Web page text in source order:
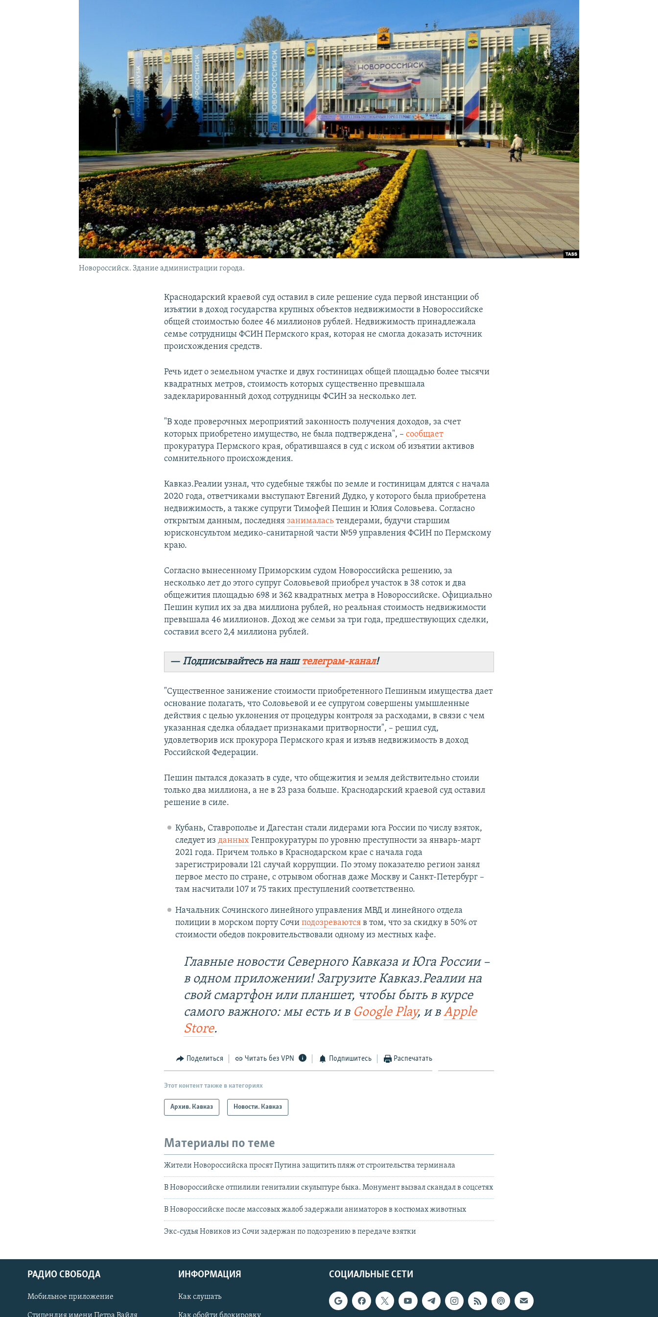
СОЦИАЛЬНЫЕ СЕТИ
Новороссийск. Здание администрации города.
Краснодарский краевой суд оставил в силе решение суда первой инстанции об
изъятии в доход государства крупных объектов недвижимости в Новороссийске
общей стоимостью более 46 миллионов рублей. Недвижимость принадлежала
семье сотрудницы ФСИН Пермского края, которая не смогла доказать источник
происхождения средств.
Речь идет о земельном участке и двух гостиницах общей площадью более тысячи
квадратных метров, стоимость которых существенно превышала
задекларированный доход сотрудницы ФСИН за несколько лет.
"В ходе проверочных мероприятий законность получения доходов, за счет
которых приобретено имущество, не была подтверждена", –сообщает
прокуратура Пермского края, обратившаяся в суд с иском об изъятии активов
сомнительного происхождения.
Кавказ.Реалии узнал, что судебные тяжбы по земле и гостиницам длятся с начала
2020 года, ответчиками выступают Евгений Дудко, у которого была приобретена
недвижимость, а также супруги Тимофей Пешин и Юлия Соловьева. Согласно
открытым данным, последняязанималась тендерами, будучи старшим
юрисконсультом медико-санитарной части №59 управления ФСИН по Пермскому
краю.
Согласно вынесенному Приморским судом Новороссийска решению, за
несколько лет до этого супруг Соловьевой приобрел участок в 38 соток и два
общежития площадью 698 и 362 квадратных метра в Новороссийске. Официально
Пешин купил их за два миллиона рублей, но реальная стоимость недвижимости
превышала 46 миллионов. Доход же семьи за три года, предшествующих сделки,
составил всего 2,4 миллиона рублей.
— Подписывайтесь на наштелеграм-канал!
"Существенное занижение стоимости приобретенного Пешиным имущества дает
основание полагать, что Соловьевой и ее супругом совершены умышленные
действия с целью уклонения от процедуры контроля за расходами, в связи с чем
указанная сделка обладает признаками притворности", – решил суд,
удовлетворив иск прокурора Пермского края и изъяв недвижимость в доход
Российской Федерации.
Пешин пытался доказать в суде, что общежития и земля действительно стоили
только два миллиона, а не в 23 раза больше. Краснодарский краевой суд оставил
решение в силе.
Кубань, Ставрополье и Дагестан стали лидерами юга России по числу взяток,
следует из данныхГенпрокуратуры по уровню преступности за январь-март
2021 года. Причем только в Краснодарском крае с начала года
зарегистрировали 121 случай коррупции. По этому показателю регион занял
первое место по стране, с отрывом обогнав даже Москву и Санкт-Петербург –
там насчитали 107 и 75 таких преступлений соответственно.
Начальник Сочинского линейного управления МВД и линейного отдела
полиции в морском порту Сочиподозреваютсяв том, что за скидку в 50% от
стоимости обедов покровительствовали одному из местных кафе.
Главные новости Северного Кавказа и Юга России –
в одном приложении! Загрузите Кавказ.Реалии на
свой смартфон или планшет, чтобы быть в курсе
самого важного: мы есть и в Google Play, и вApple
Store.
Поделиться Читать без VPN Подпишитесь Распечатать
Этот контент также в категориях
Архив. Кавказ Новости. Кавказ
Материалы по теме
Жители Новороссийска просят Путина защитить пляж от строительства терминала
В Новороссийске отпилили гениталии скульптуре быка. Монумент вызвал скандал в соцсетях
В Новороссийске после массовых жалоб задержали аниматоров в костюмах животных
Экс-судья Новиков из Сочи задержан по подозрению в передаче взятки
СОЦИАЛЬНЫЕ СЕТИ
РАДИО СВОБОДА
Мобильное приложение
Стипендия имени Петра Вайля
ИНФОРМАЦИЯ
Как слушать
Как обойти блокировку